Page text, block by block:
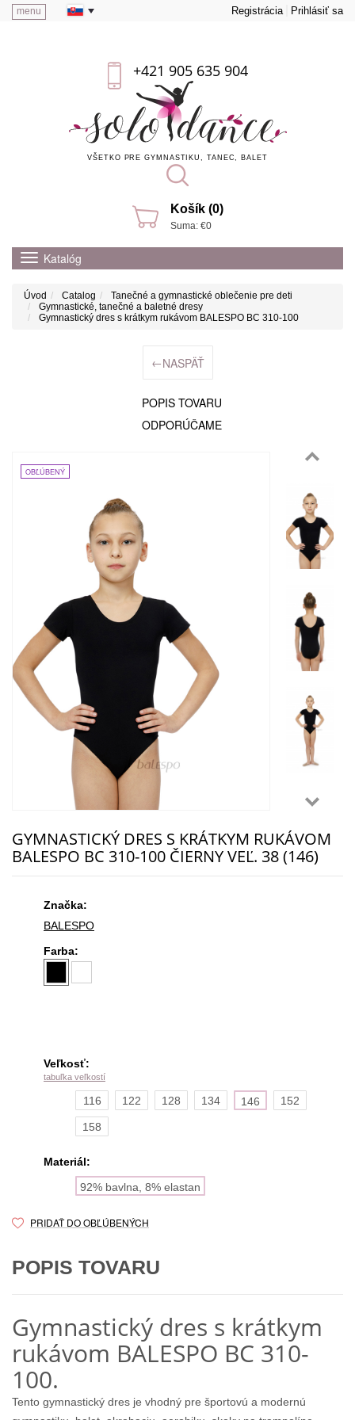
menu Registrácia Prihlásiť sa
+421 905 635 904
VŠETKO PRE GYMNASTIKU, TANEC, BALET
Košík (0)
Suma: €0
Katalóg
Úvod Catalog
Tanečné a gymnastické oblečenie pre deti
Gymnastické, tanečné a baletné dresy
Gymnastický dres s krátkym rukávom BALESPO BC 310-100
←NASPÄŤ
POPIS TOVARU
ODPORÚČAME
OBĽÚBENÝ
GYMNASTICKÝ DRES S KRÁTKYM RUKÁVOM
BALESPO BC 310-100 ČIERNY VEĽ. 38 (146)
Značka:
BALESPO
Farba:
Veľkosť:
tabuľka veľkostí
116 122 128 134 146 152
158
Materiál:
92% bavlna, 8% elastan
PRIDAŤ DO OBĽÚBENÝCH
POPIS TOVARU
Gymnastický dres s krátkym
rukávom BALESPO BC 310-
100.
Tento gymnastický dres je vhodný pre športovú a modernú